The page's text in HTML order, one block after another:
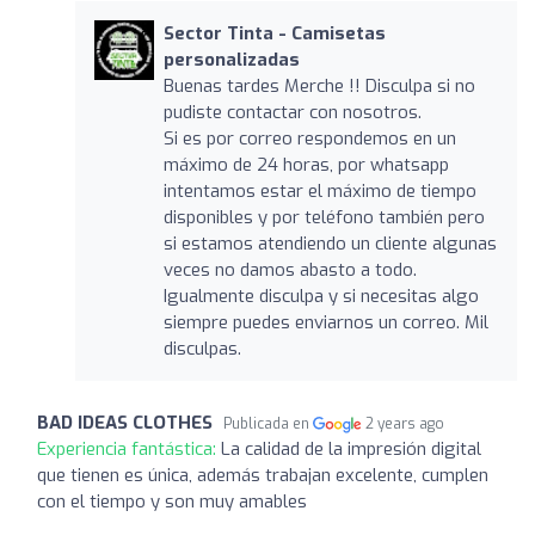
Sector Tinta - Camisetas
personalizadas
Buenas tardes Merche !! Disculpa si no
pudiste contactar con nosotros.
Si es por correo respondemos en un
máximo de 24 horas, por whatsapp
intentamos estar el máximo de tiempo
disponibles y por teléfono también pero
si estamos atendiendo un cliente algunas
veces no damos abasto a todo.
Igualmente disculpa y si necesitas algo
siempre puedes enviarnos un correo. Mil
disculpas.
BAD IDEAS CLOTHES Publicada en 2 years ago
Experiencia fantástica: La calidad de la impresión digital
que tienen es única, además trabajan excelente, cumplen
con el tiempo y son muy amables